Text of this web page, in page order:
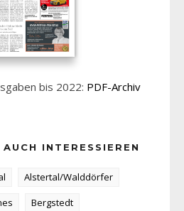
bis 2022: PDF-Archiv
INTERESSIEREN
Alstertal/Walddörfer
Bergstedt